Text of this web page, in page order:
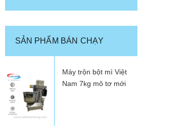
SẢN PHẨM BÁN CHẠY
Máy trộn bột mì Việt
Nam 7kg mô tơ mới